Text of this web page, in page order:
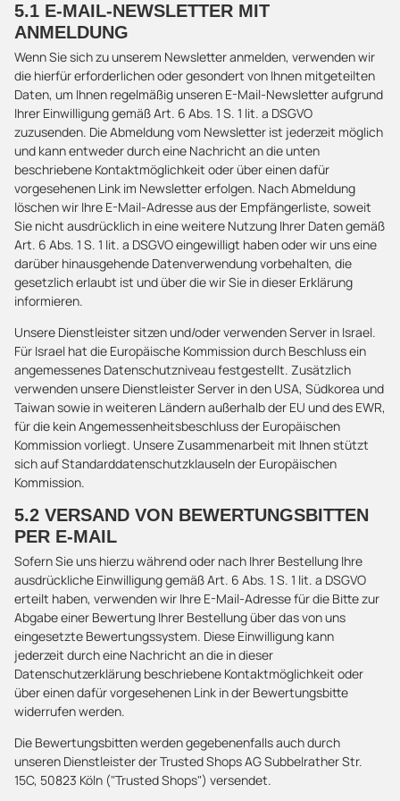
5.1 E-MAIL-NEWSLETTER MIT
ANMELDUNG
Wenn Sie sich zu unserem Newsletter anmelden, verwenden wir
die hierfür erforderlichen oder gesondert von Ihnen mitgeteilten
Daten, um Ihnen regelmäßig unseren E-Mail-Newsletter aufgrund
Ihrer Einwilligung gemäß Art. 6 Abs. 1 S. 1 lit. a DSGVO
zuzusenden. Die Abmeldung vom Newsletter ist jederzeit möglich
und kann entweder durch eine Nachricht an die unten
beschriebene Kontaktmöglichkeit oder über einen dafür
vorgesehenen Link im Newsletter erfolgen. Nach Abmeldung
löschen wir Ihre E-Mail-Adresse aus der Empfängerliste, soweit
Sie nicht ausdrücklich in eine weitere Nutzung Ihrer Daten gemäß
Art. 6 Abs. 1 S. 1 lit. a DSGVO eingewilligt haben oder wir uns eine
darüber hinausgehende Datenverwendung vorbehalten, die
gesetzlich erlaubt ist und über die wir Sie in dieser Erklärung
informieren.
Unsere Dienstleister sitzen und/oder verwenden Server in Israel.
Für Israel hat die Europäische Kommission durch Beschluss ein
angemessenes Datenschutzniveau festgestellt. Zusätzlich
verwenden unsere Dienstleister Server in den USA, Südkorea und
Taiwan sowie in weiteren Ländern außerhalb der EU und des EWR,
für die kein Angemessenheitsbeschluss der Europäischen
Kommission vorliegt. Unsere Zusammenarbeit mit Ihnen stützt
sich auf Standarddatenschutzklauseln der Europäischen
Kommission.
5.2 VERSAND VON BEWERTUNGSBITTEN
PER E-MAIL
Sofern Sie uns hierzu während oder nach Ihrer Bestellung Ihre
ausdrückliche Einwilligung gemäß Art. 6 Abs. 1 S. 1 lit. a DSGVO
erteilt haben, verwenden wir Ihre E-Mail-Adresse für die Bitte zur
Abgabe einer Bewertung Ihrer Bestellung über das von uns
eingesetzte Bewertungssystem. Diese Einwilligung kann
jederzeit durch eine Nachricht an die in dieser
Datenschutzerklärung beschriebene Kontaktmöglichkeit oder
über einen dafür vorgesehenen Link in der Bewertungsbitte
widerrufen werden.
Die Bewertungsbitten werden gegebenenfalls auch durch
unseren Dienstleister der Trusted Shops AG Subbelrather Str.
15C, 50823 Köln ("Trusted Shops") versendet.